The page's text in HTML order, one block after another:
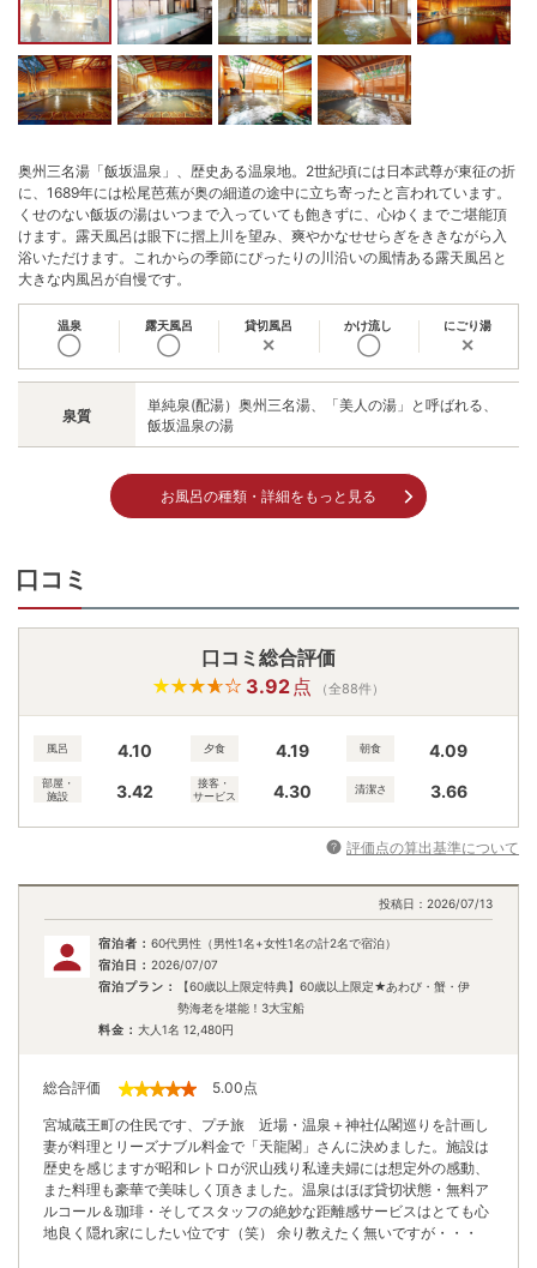
奥州三名湯「飯坂温泉」、歴史ある温泉地。2世紀頃には日本武尊が東征の折
に、1689年には松尾芭蕉が奥の細道の途中に立ち寄ったと言われています。
くせのない飯坂の湯はいつまで入っていても飽きずに、心ゆくまでご堪能頂
けます。露天風呂は眼下に摺上川を望み、爽やかなせせらぎをききながら入
浴いただけます。これからの季節にぴったりの川沿いの風情ある露天風呂と
大きな内風呂が自慢です。
温泉
◯
露天風呂
◯
貸切風呂
✕
かけ流し
◯
にごり湯
✕
泉質
単純泉(配湯）奥州三名湯、「美人の湯」と呼ばれる、
飯坂温泉の湯
お風呂の種類・詳細をもっと見る
口コミ
口コミ総合評価
3.92 点 （全88件）
風呂 4.10 夕食 4.19 朝食 4.09
部屋・
施設
3.42
接客・
サービス
4.30 清潔さ 3.66
評価点の算出基準について
投稿日： 2026/07/13
宿泊者： 60代男性（男性1名+女性1名の計2名で宿泊）
宿泊日： 2026/07/07
宿泊プラン：
【60歳以上限定特典】60歳以上限定★あわび・蟹・伊
勢海老を堪能！3大宝船
料金： 大人1名 12,480円
総合評価 5.00 点
宮城蔵王町の住民です、プチ旅 近場・温泉＋神社仏閣巡りを計画し
妻が料理とリーズナブル料金で「天龍閣」さんに決めました。施設は
歴史を感じますが昭和レトロが沢山残り私達夫婦には想定外の感動、
また料理も豪華で美味しく頂きました。温泉はほぼ貸切状態・無料ア
ルコール＆珈琲・そしてスタッフの絶妙な距離感サービスはとても心
地良く隠れ家にしたい位です（笑） 余り教えたく無いですが・・・